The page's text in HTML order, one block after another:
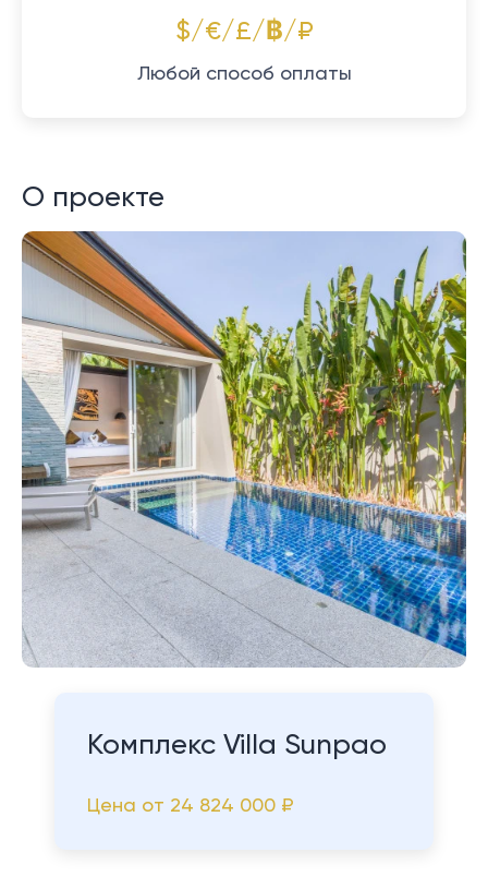
$/€/£/฿/₽
Любой способ оплаты
О проекте
Комплекс Villa Sunpao
Цена от 24 824 000 ₽